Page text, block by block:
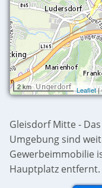
2 km Leaflet|
Gleisdorf Mitte -
Umgebung sind
Gewerbeimmobilie
Hauptplatz entfernt.